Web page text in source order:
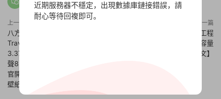
上一篇
八方旅人/歧路旅人/Octopath
Traveler【Build20200722|容量
3.37GB|官方簡體中文|贈官方原
聲85首BGM|贈多項修改器|贈神
官開局|贈支線任務攻略書PDF|贈
壁紙原畫設定集】
下一篇
太空站長/空間站工程
師/Stationeers【v0.2.2943|容量
4.23GB|官方簡體中文】
近期服務器不穩定，出現數據庫鏈接錯誤，請
耐心等待回複即可。